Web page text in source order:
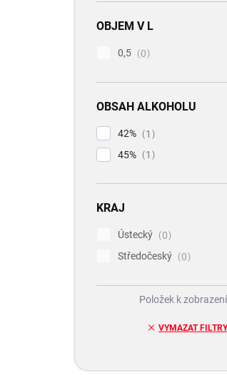
OBJEM V L
0,5 0
OBSAH ALKOHOLU
42%
1
45%
1
KRAJ
Ústecký
0
Středočeský
0
VYMAZAT FILTRY
Položek k